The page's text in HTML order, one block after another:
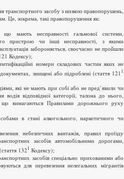
транспортного засобу з низкою правопорушень,
Це, зокрема, такі правопорушення як:
що мають несправності гальмової системи,
пристрою чи інші несправності, з якими
забороняється, своєчасно не пройшли
Кодексу);
номери складових частин яких не
знищені або підроблені (стаття 121 1
які не мають при собі або не пред’явили чи
водія відповідної категорії, талона до нього,
що вимагаються Правилами дорожнього руху
в стані алкогольного, наркотичного чи
небезпечних вантажів, правил проїзду
засобів автомобільними дорогами,
1321 Кодексу);
засобів спеціально прихованими або
для перевезення нелегальних мігрантів